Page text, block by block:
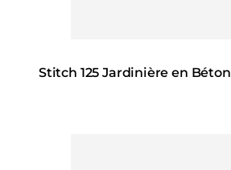
Stitch 125 Jardinière en Béton